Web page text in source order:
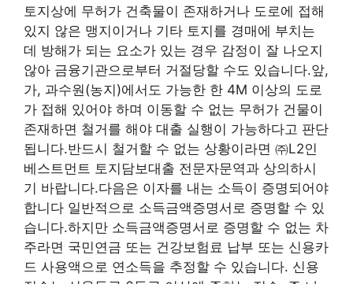
토지상에 무허가 건축물이 존재하거나 도로에 접해
있지 않은 맹지이거나 기타 토지를 경매에 부치는
데 방해가 되는 요소가 있는 경우 감정이 잘 나오지
않아 금융기관으로부터 거절당할 수도 있습니다.앞,
가, 과수원(농지)에서도 가능한 한 4M 이상의 도로
가 접해 있어야 하며 이동할 수 없는 무허가 건물이
존재하면 철거를 해야 대출 실행이 가능하다고 판단
됩니다.반드시 철거할 수 없는 상황이라면 ㈜L2인
베스트먼트 토지담보대출 전문자문역과 상의하시
기 바랍니다.다음은 이자를 내는 소득이 증명되어야
합니다 일반적으로 소득금액증명서로 증명할 수 있
습니다.하지만 소득금액증명서로 증명할 수 없는 차
주라면 국민연금 또는 건강보험료 납부 또는 신용카
드 사용액으로 연소득을 추정할 수 있습니다. 신용